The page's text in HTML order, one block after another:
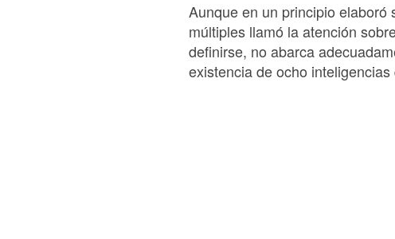
Aunque en un principio
múltiples llamó la atención
definirse, no abarca
existencia de ocho